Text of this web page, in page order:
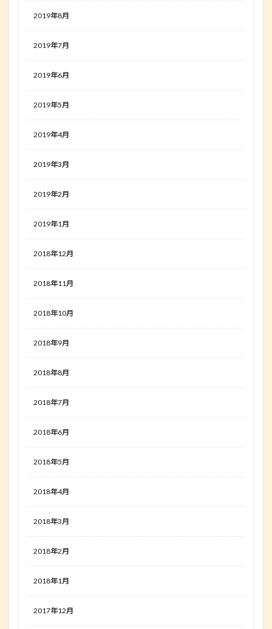
2019年8月
2019年7月
2019年6月
2019年5月
2019年4月
2019年3月
2019年2月
2019年1月
2018年12月
2018年11月
2018年10月
2018年9月
2018年8月
2018年7月
2018年6月
2018年5月
2018年4月
2018年3月
2018年2月
2018年1月
2017年12月